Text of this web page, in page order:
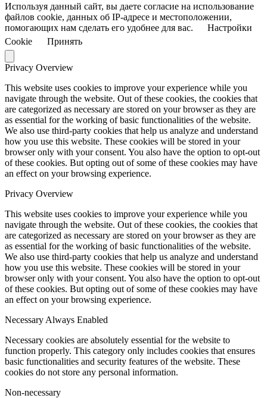
Используя данный сайт, вы даете согласие на использование
файлов cookie, данных об IP-адресе и местоположении,
помогающих нам сделать его удобнее для вас.
Настройки
Cookie
Принять
Privacy Overview
This website uses cookies to improve your experience while you
navigate through the website. Out of these cookies, the cookies that
are categorized as necessary are stored on your browser as they are
as essential for the working of basic functionalities of the website.
We also use third-party cookies that help us analyze and understand
how you use this website. These cookies will be stored in your
browser only with your consent. You also have the option to opt-out
of these cookies. But opting out of some of these cookies may have
an effect on your browsing experience.
Privacy Overview
This website uses cookies to improve your experience while you
navigate through the website. Out of these cookies, the cookies that
are categorized as necessary are stored on your browser as they are
as essential for the working of basic functionalities of the website.
We also use third-party cookies that help us analyze and understand
how you use this website. These cookies will be stored in your
browser only with your consent. You also have the option to opt-out
of these cookies. But opting out of some of these cookies may have
an effect on your browsing experience.
Necessary Always Enabled
Necessary cookies are absolutely essential for the website to
function properly. This category only includes cookies that ensures
basic functionalities and security features of the website. These
cookies do not store any personal information.
Non-necessary